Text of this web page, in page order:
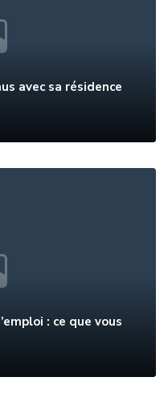
avec sa résidence
: ce que vous